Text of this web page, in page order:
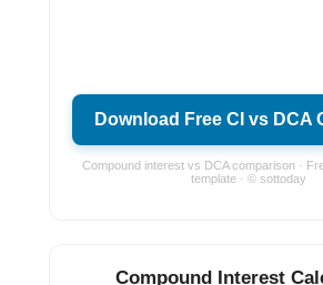
Download Free CI vs DCA
Compound interest vs DCA comparison ·
template · © sottoday
Compound Interest